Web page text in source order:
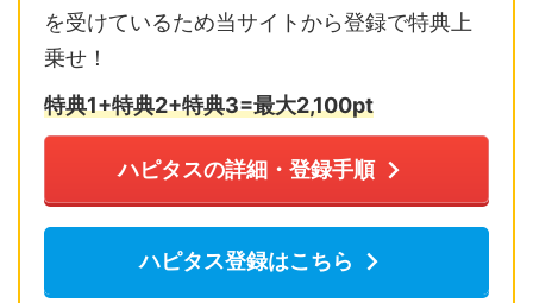
を受けているため当サイトから登録で特典上
乗せ！
特典1+特典2+特典3=最大2,100pt
ハピタスの詳細・登録手順
ハピタス登録はこちら